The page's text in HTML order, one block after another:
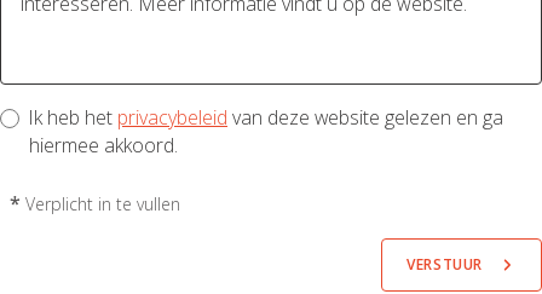
Ik heb het privacybeleid van deze website gelezen en ga
hiermee akkoord.
* Verplicht in te vullen
VERSTUUR